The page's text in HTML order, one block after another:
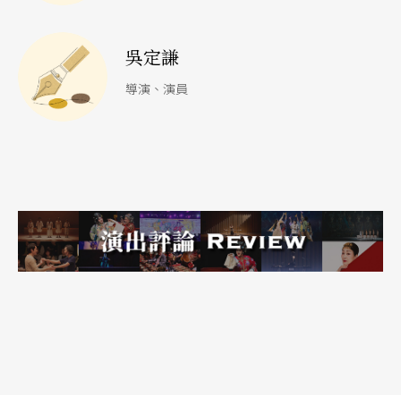
留下來的人的。這其實也是我在中年以後的體會，
包括留下來的作品也是——你怎麼可能要求觀眾用
你的期待去記得那些作品呢？每回謝幕，聽到觀眾
倒是，可以提一件事——有次我開車停在十字路口
吳定謙
導演、演員